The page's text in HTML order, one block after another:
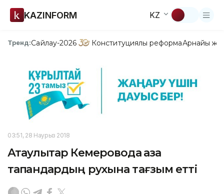
KAZINFORM KZ
Тренд:Сайлау-2026 Конституциялық реформаАрнайы
03:51, 28 Наурыз 2018
Ақтаулықтар Кемеровода қаза
тапқандардың рухына тағзым етті